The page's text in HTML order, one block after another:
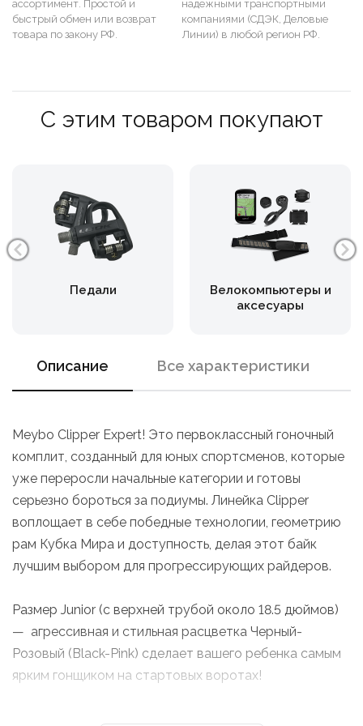
ассортимент. Простой и
быстрый обмен или возврат
товара по закону РФ.
надежными транспортными
компаниями (СДЭК, Деловые
Линии) в любой регион РФ.
С этим товаром покупают
Педали
Велокомпьютеры и
аксесуары
Описание Все характеристики
Meybo Clipper Expert! Это первоклассный гоночный
комплит, созданный для юных спортсменов, которые
уже переросли начальные категории и готовы
серьезно бороться за подиумы. Линейка Clipper
воплощает в себе победные технологии, геометрию
рам Кубка Мира и доступность, делая этот байк
лучшим выбором для прогрессирующих райдеров.
Размер Junior (с верхней трубой около 18.5 дюймов)
— агрессивная и стильная расцветка Черный-
Розовый (Black-Pink) сделает вашего ребенка самым
ярким гонщиком на стартовых воротах!